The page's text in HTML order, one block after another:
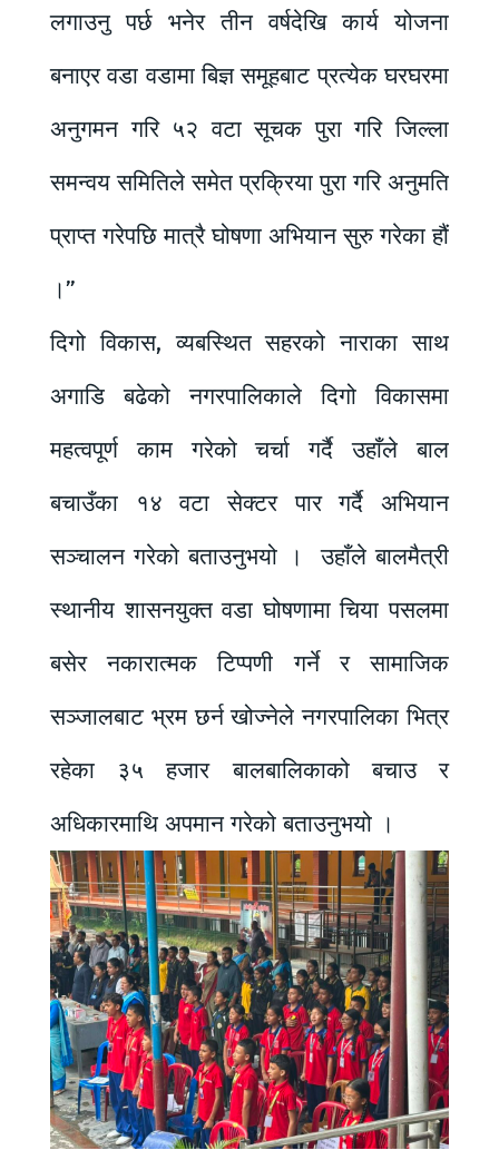
लगाउनु पर्छ भनेर तीन वर्षदेखि कार्य योजना
बनाएर वडा वडामा बिज्ञ समूहबाट प्रत्येक घरघरमा
अनुगमन गरि ५२ वटा सूचक पुरा गरि जिल्ला
समन्वय समितिले समेत प्रक्रिया पुरा गरि अनुमति
प्राप्त गरेपछि मात्रै घोषणा अभियान सुरु गरेका हौं
।”
दिगो विकास, व्यबस्थित सहरको नाराका साथ
अगाडि बढेको नगरपालिकाले दिगो विकासमा
महत्वपूर्ण काम गरेको चर्चा गर्दै उहाँले बाल
बचाउँका १४ वटा सेक्टर पार गर्दै अभियान
सञ्चालन गरेको बताउनुभयो । उहाँले बालमैत्री
स्थानीय शासनयुक्त वडा घोषणामा चिया पसलमा
बसेर नकारात्मक टिप्पणी गर्ने र सामाजिक
सञ्जालबाट भ्रम छर्न खोज्नेले नगरपालिका भित्र
रहेका ३५ हजार बालबालिकाको बचाउ र
अधिकारमाथि अपमान गरेको बताउनुभयो ।